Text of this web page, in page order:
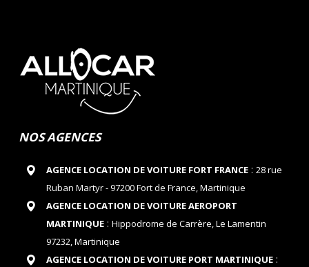
NOS AGENCES
AGENCE LOCATION DE VOITURE FORT FRANCE: 28 rue
Ruban Martyr - 97200 Fort de France, Martinique
AGENCE LOCATION DE VOITURE AEROPORT
MARTINIQUE: Hippodrome de Carrère, Le Lamentin
97232, Martinique
AGENCE LOCATION DE VOITURE PORT MARTINIQUE: